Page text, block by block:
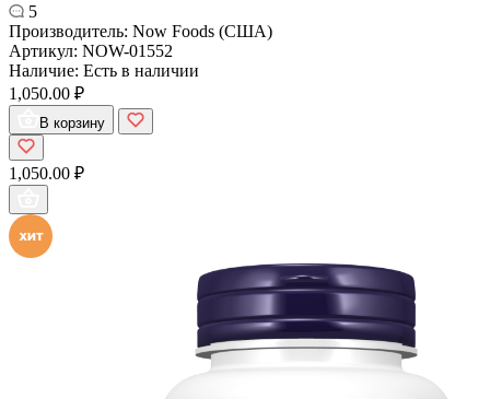
5
Производитель: Now Foods (США)
Артикул: NOW-01552
Наличие: Есть в наличии
1,050.00 ₽
В корзину
1,050.00 ₽